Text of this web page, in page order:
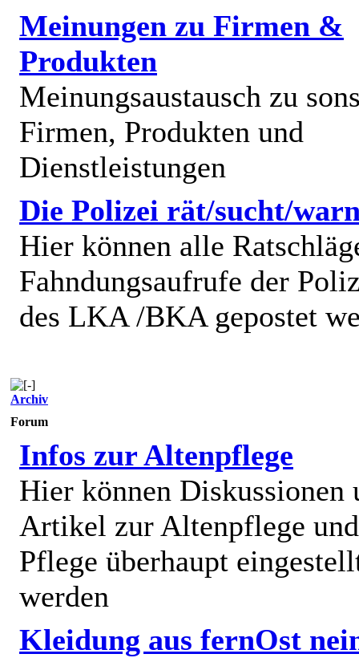
Meinungen zu Firmen &
Produkten
Meinungsaustausch zu
Firmen, Produkten und
Dienstleistungen
Die Polizei rät/sucht/
Hier können alle
Fahndungsaufrufe der
des LKA /BKA gepostet
Archiv
Forum
Infos zur Altenpflege
Hier können Diskussionen
Artikel zur Altenpflege
Pflege überhaupt
werden
Kleidung aus fernOst